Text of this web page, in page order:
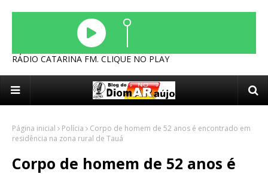
RÁDIO CATARINA FM. CLIQUE NO PLAY
Página inicial Polícia
Corpo de homem de 52 anos é encontrado em
residência na zona rural de Tauá
Corpo de homem de 52 anos é